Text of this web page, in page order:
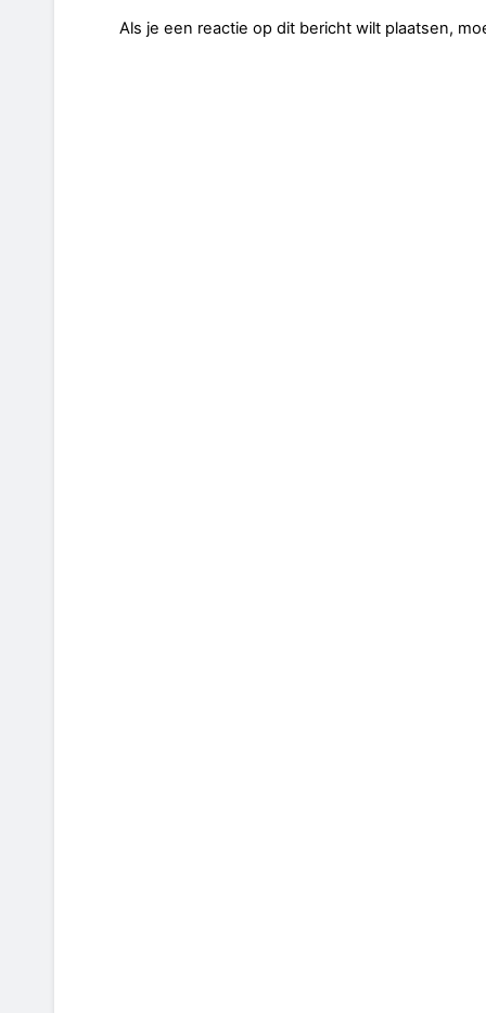
Als je een reactie op dit bericht wilt plaatsen,